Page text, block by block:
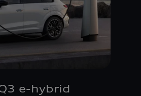
e-hybrid